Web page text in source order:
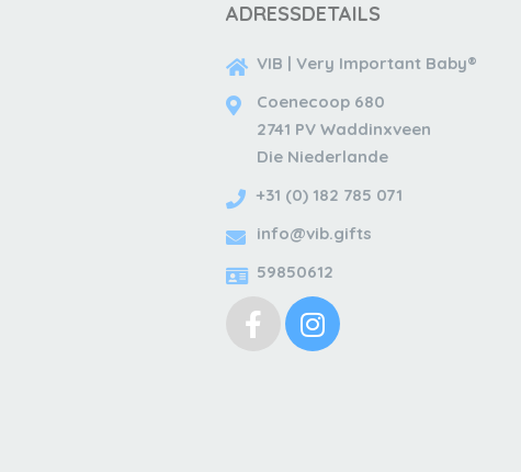
ADRESSDETAILS
VIB | Very Important Baby®
Coenecoop 680
2741 PV Waddinxveen
Die Niederlande
+31 (0) 182 785 071
info@vib.gifts
59850612